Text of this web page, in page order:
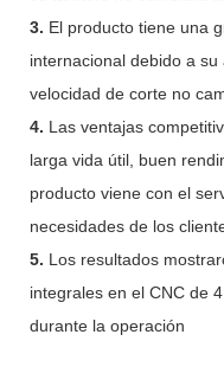
3. El producto tiene una
internacional debido a
velocidad de corte no
4. Las ventajas
larga vida útil, buen
producto viene con el
necesidades de los
5. Los resultados
integrales en el CNC de
durante la operación